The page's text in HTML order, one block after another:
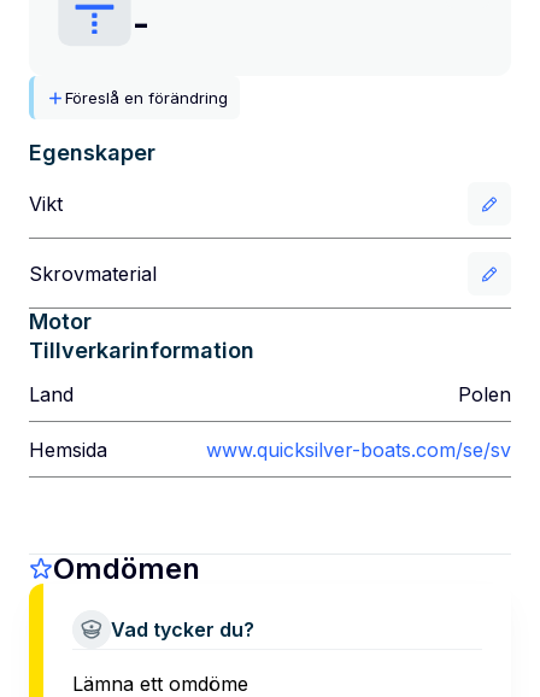
-
Föreslå en förändring
Egenskaper
Vikt
Skrovmaterial
Motor
Tillverkarinformation
Land Polen
Hemsida www.quicksilver-boats.com/se/sv
Omdömen
Vad tycker du?
Lämna ett omdöme